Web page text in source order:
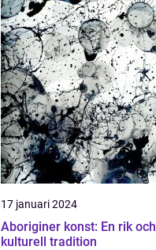
17 januari 2024
Aboriginer konst: En rik och
kulturell tradition